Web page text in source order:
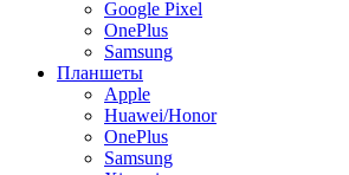
Google Pixel
OnePlus
Samsung
Планшеты
Apple
Huawei/Honor
OnePlus
Samsung